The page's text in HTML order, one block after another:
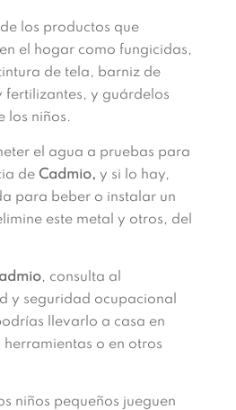
los productos que
el hogar como fungicidas,
de tela, barniz de
fertilizantes, y guárdelos
los niños.
el agua a pruebas para
de Cadmio, y si lo hay,
para beber o instalar un
este metal y otros, del
, consulta al
y seguridad ocupacional
llevarlo a casa en
o en otros
niños pequeños jueguen